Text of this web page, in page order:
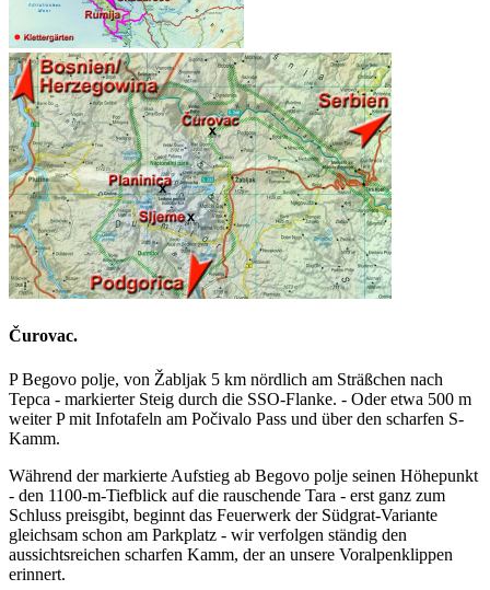
Čurovac.
P Begovo polje, von Žabljak 5 km nördlich am Sträßchen nach
Tepca - markierter Steig durch die SSO-Flanke. - Oder etwa 500 m
weiter P mit Infotafeln am Počivalo Pass und über den scharfen S-
Kamm.
Während der markierte Aufstieg ab Begovo polje seinen Höhepunkt
- den 1100-m-Tiefblick auf die rauschende Tara - erst ganz zum
Schluss preisgibt, beginnt das Feuerwerk der Südgrat-Variante
gleichsam schon am Parkplatz - wir verfolgen ständig den
aussichtsreichen scharfen Kamm, der an unsere Voralpenklippen
erinnert.